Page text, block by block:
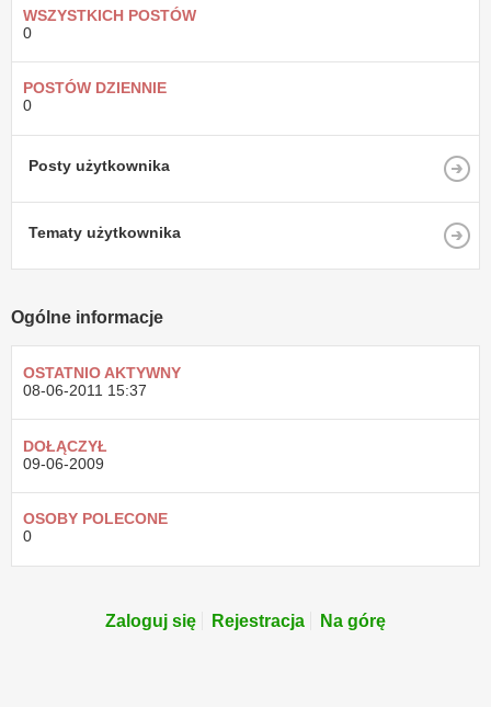
WSZYSTKICH POSTÓW
0
POSTÓW DZIENNIE
0
Posty użytkownika
Tematy użytkownika
Ogólne informacje
OSTATNIO AKTYWNY
08-06-2011 15:37
DOŁĄCZYŁ
09-06-2009
OSOBY POLECONE
0
Zaloguj się Rejestracja Na górę